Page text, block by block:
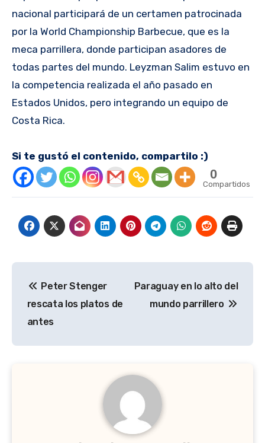
nacional participará de un certamen patrocinada
por la World Championship Barbecue, que es la
meca parrillera, donde participan asadores de
todas partes del mundo. Leyzman Salim estuvo en
la competencia realizada el año pasado en
Estados Unidos, pero integrando un equipo de
Costa Rica.
Si te gustó el contenido, compartilo :)
0
Compartidos
de
entradas
Peter Stenger
rescata los platos de
antes
Paraguay en lo alto del
mundo parrillero